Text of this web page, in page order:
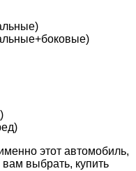
этот автомобиль,
выбрать, купить